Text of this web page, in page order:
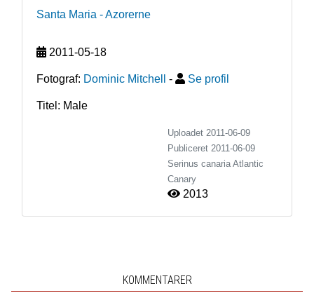
Santa Maria - Azorerne
2011-05-18
Fotograf: Dominic Mitchell - Se profil
Titel: Male
Uploadet 2011-06-09
Publiceret 2011-06-09
Serinus canaria Atlantic
Canary
2013
KOMMENTARER